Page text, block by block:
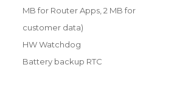
MB for Router Apps, 2 MB for
customer data)
HW Watchdog
Battery backup RTC